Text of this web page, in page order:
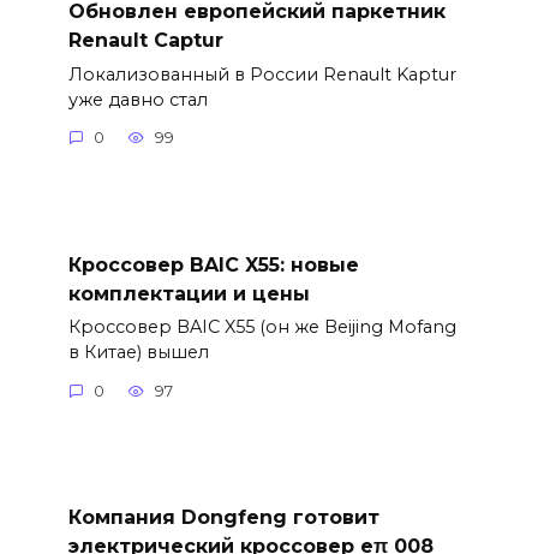
Обновлен европейский паркетник
Renault Captur
Локализованный в России Renault Kaptur
уже давно стал
0 99
Кроссовер BAIC X55: новые
комплектации и цены
Кроссовер BAIC X55 (он же Beijing Mofang
в Китае) вышел
0 97
Компания Dongfeng готовит
электрический кроссовер eπ 008